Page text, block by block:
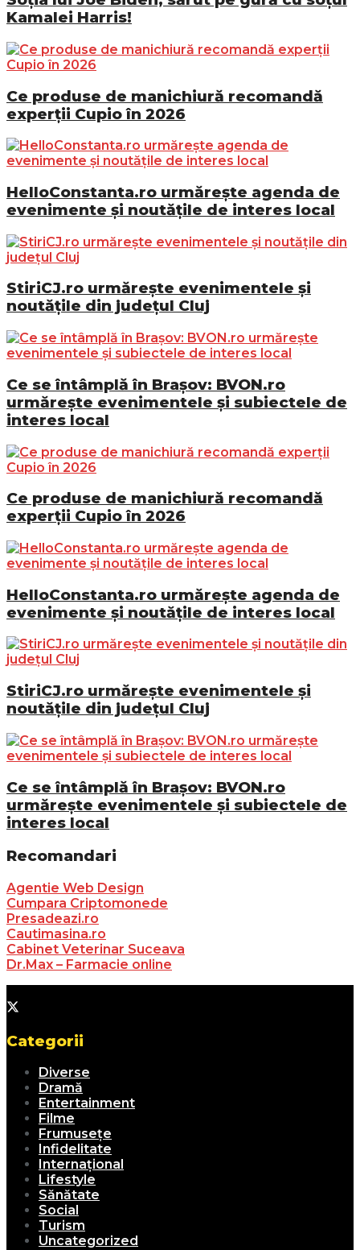
Kamalei Harris!
Ce produse de manichiură recomandă
experții Cupio în 2026
HelloConstanta.ro urmărește agenda de
evenimente și noutățile de interes local
StiriCJ.ro urmărește evenimentele și
noutățile din județul Cluj
Ce se întâmplă în Brașov: BVON.ro
urmărește evenimentele și subiectele de
interes local
Ce produse de manichiură recomandă
experții Cupio în 2026
HelloConstanta.ro urmărește agenda de
evenimente și noutățile de interes local
StiriCJ.ro urmărește evenimentele și
noutățile din județul Cluj
Ce se întâmplă în Brașov: BVON.ro
urmărește evenimentele și subiectele de
interes local
Recomandari
Agentie Web Design
Cumpara Criptomonede
Presadeazi.ro
Cautimasina.ro
Cabinet Veterinar Suceava
Dr.Max – Farmacie online
Categorii
Diverse
Dramă
Entertainment
Filme
Frumusețe
Infidelitate
Internațional
Lifestyle
Sănătate
Social
Turism
Uncategorized